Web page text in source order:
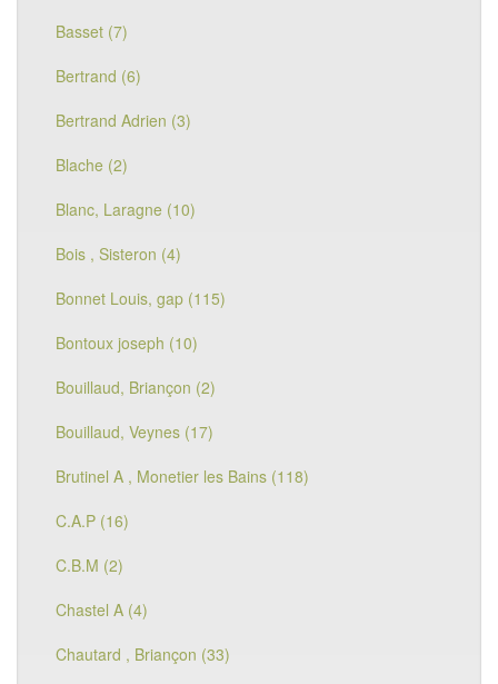
Basset (7)
Bertrand (6)
Bertrand Adrien (3)
Blache (2)
Blanc, Laragne (10)
Bois , Sisteron (4)
Bonnet Louis, gap (115)
Bontoux joseph (10)
Bouillaud, Briançon (2)
Bouillaud, Veynes (17)
Brutinel A , Monetier les Bains (118)
C.A.P (16)
C.B.M (2)
Chastel A (4)
Chautard , Briançon (33)